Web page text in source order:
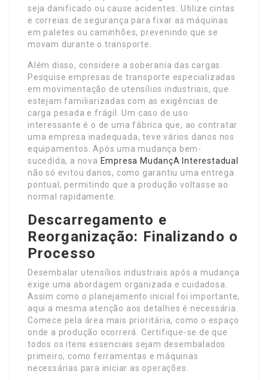
seja danificado ou cause acidentes. Utilize cintas
e correias de segurança para fixar as máquinas
em paletes ou caminhões, prevenindo que se
movam durante o transporte.
Além disso, considere a soberania das cargas.
Pesquise empresas de transporte especializadas
em movimentação de utensílios industriais, que
estejam familiarizadas com as exigências de
carga pesada e frágil. Um caso de uso
interessante é o de uma fábrica que, ao contratar
uma empresa inadequada, teve vários danos nos
equipamentos. Após uma mudança bem-
sucedida, a nova Empresa MudançA Interestadual
não só evitou danos, como garantiu uma entrega
pontual, permitindo que a produção voltasse ao
normal rapidamente.
Descarregamento e
Reorganização: Finalizando o
Processo
Desembalar utensílios industriais após a mudança
exige uma abordagem organizada e cuidadosa.
Assim como o planejamento inicial foi importante,
aqui a mesma atenção aos detalhes é necessária.
Comece pela área mais prioritária, como o espaço
onde a produção ocorrerá. Certifique-se de que
todos os itens essenciais sejam desembalados
primeiro, como ferramentas e máquinas
necessárias para iniciar as operações.